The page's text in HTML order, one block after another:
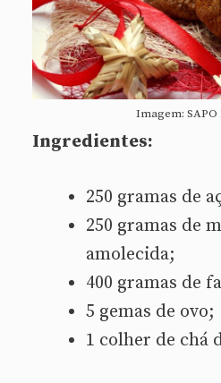
Imagem:
Ingredientes:
250 gramas de
250 gramas de
amolecida;
400 gramas de
5 gemas de ovo;
1 colher de chá